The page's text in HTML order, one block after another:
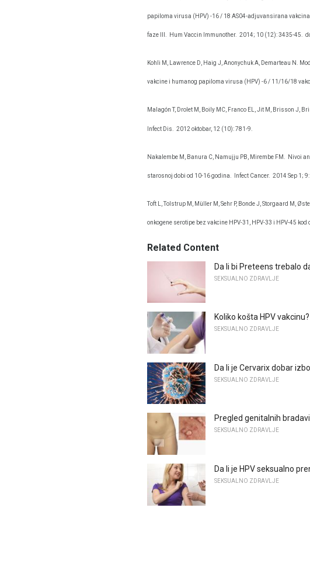
papiloma virusa (HPV) -16 / 18 AS04-adjuvansirana
faze III. Hum Vaccin Immunother. 2014; 10 (12): 3435-45.
Kohli M, Lawrence D, Haig J, Anonychuk A, Demarteau N.
vakcine i humanog papiloma virusa (HPV) -6 / 11/16/18
Malagón T, Drolet M, Boily MC, Franco EL, Jit M, Brisson
Infect Dis. 2012 oktobar, 12 (10): 781-9.
Nakalembe M, Banura C, Namujju PB, Mirembe FM. Nivoi
starosnoj dobi od 10-16 godina. Infect Cancer. 2014 Sep 1; 9:
Toft L, Tolstrup M, Müller M, Sehr P, Bonde J, Storgaard M,
onkogene serotipe bez vakcine HPV-31, HPV-33 i HPV-45
Related Content
Da li bi Preteens trebalo
SEKSUALNO ZDRAVLJE
Koliko košta HPV vakcinu?
SEKSUALNO ZDRAVLJE
Da li je Cervarix dobar
SEKSUALNO ZDRAVLJE
Pregled genitalnih
SEKSUALNO ZDRAVLJE
Da li je HPV seksualno
SEKSUALNO ZDRAVLJE